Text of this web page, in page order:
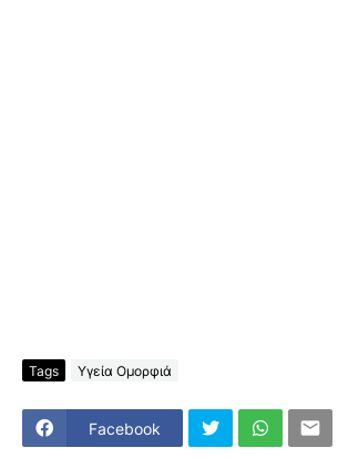
Tags Υγεία Ομορφιά
Facebook